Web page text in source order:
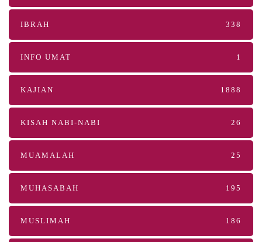
IBRAH 338
INFO UMAT 1
KAJIAN 1888
KISAH NABI-NABI 26
MUAMALAH 25
MUHASABAH 195
MUSLIMAH 186